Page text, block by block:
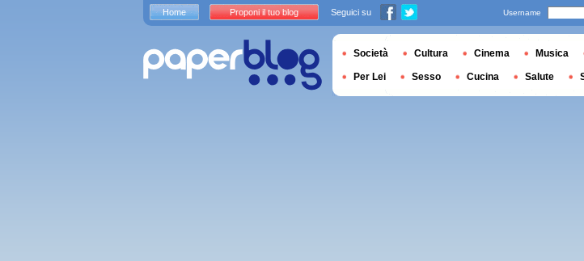
Home Proponi il tuo blog Seguici su Username
Società Cultura Cinema Musica
Per Lei Sesso Cucina Salute